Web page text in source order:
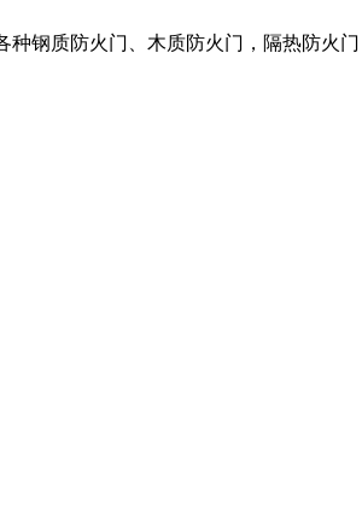
种钢质防火门、木质防火门，隔热防